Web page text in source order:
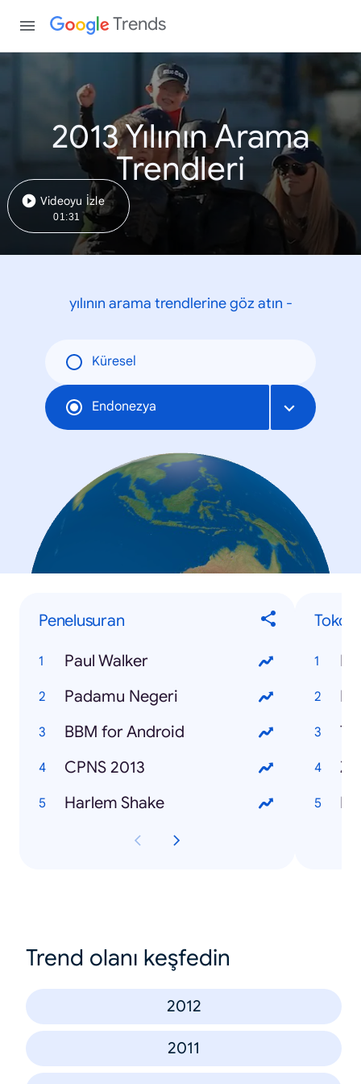
Trends
2013 Yılının Arama
Trendleri
Videoyu İzle
01:31
yılının arama trendlerine göz atın -
Küresel
Endonezya
Penelusuran
Paul Walker
Padamu Negeri
BBM for Android
CPNS 2013
Harlem Shake
Tokoh
Trend olanı keşfedin
2012
2011